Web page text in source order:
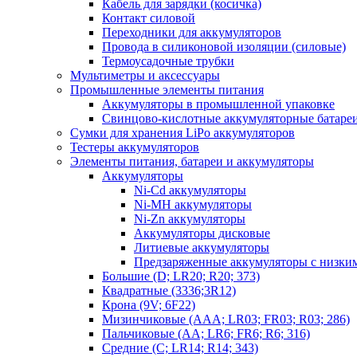
Кабель для зарядки (косичка)
Контакт силовой
Переходники для аккумуляторов
Провода в силиконовой изоляции (силовые)
Термоусадочные трубки
Мультиметры и аксессуары
Промышленные элементы питания
Аккумуляторы в промышленной упаковке
Свинцово-кислотные аккумуляторные
Сумки для хранения LiPo аккумуляторов
Тестеры аккумуляторов
Элементы питания, батареи и аккумуляторы
Аккумуляторы
Ni-Cd аккумуляторы
Ni-MH аккумуляторы
Ni-Zn аккумуляторы
Аккумуляторы дисковые
Литиевые аккумуляторы
Предзаряженные аккумуляторы с
Большие (D; LR20; R20; 373)
Квадратные (3336;3R12)
Крона (9V; 6F22)
Мизинчиковые (AAA; LR03; FR03; R03; 286)
Пальчиковые (AA; LR6; FR6; R6; 316)
Средние (C; LR14; R14; 343)